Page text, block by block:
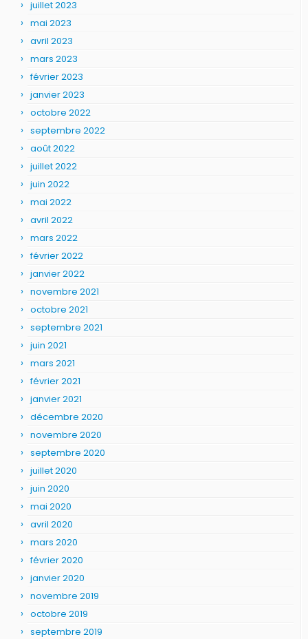
juillet 2023
mai 2023
avril 2023
mars 2023
février 2023
janvier 2023
octobre 2022
septembre 2022
août 2022
juillet 2022
juin 2022
mai 2022
avril 2022
mars 2022
février 2022
janvier 2022
novembre 2021
octobre 2021
septembre 2021
juin 2021
mars 2021
février 2021
janvier 2021
décembre 2020
novembre 2020
septembre 2020
juillet 2020
juin 2020
mai 2020
avril 2020
mars 2020
février 2020
janvier 2020
novembre 2019
octobre 2019
septembre 2019